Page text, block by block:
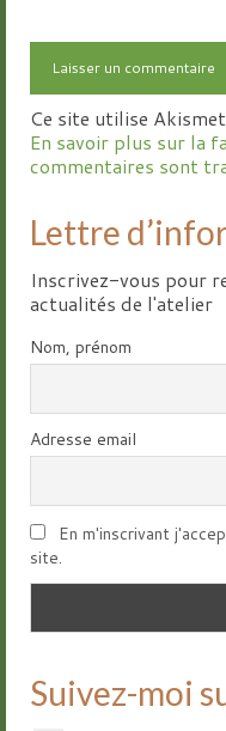
Ce site utilise
En savoir plus sur la
commentaires sont
Lettre
Inscrivez-vous pour
actualités de l'atelier
Nom, prénom
Adresse email
En m'inscrivant
site.
Suivez-moi